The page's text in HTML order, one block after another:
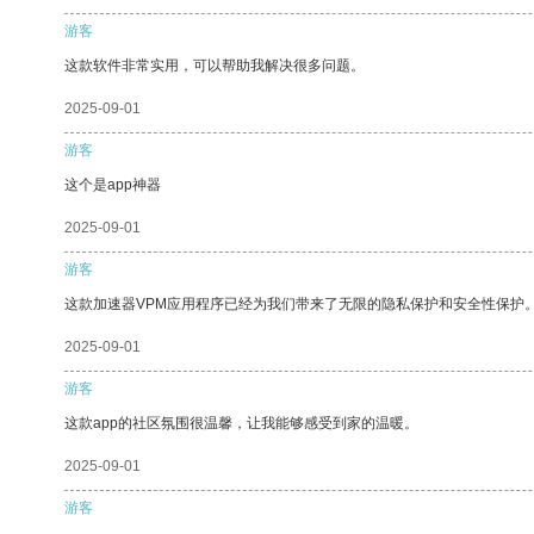
游客
这款软件非常实用，可以帮助我解决很多问题。
2025-09-01
游客
这个是app神器
2025-09-01
游客
这款加速器VPM应用程序已经为我们带来了无限的隐私保护和安全性保护
2025-09-01
游客
这款app的社区氛围很温馨，让我能够感受到家的温暖。
2025-09-01
游客